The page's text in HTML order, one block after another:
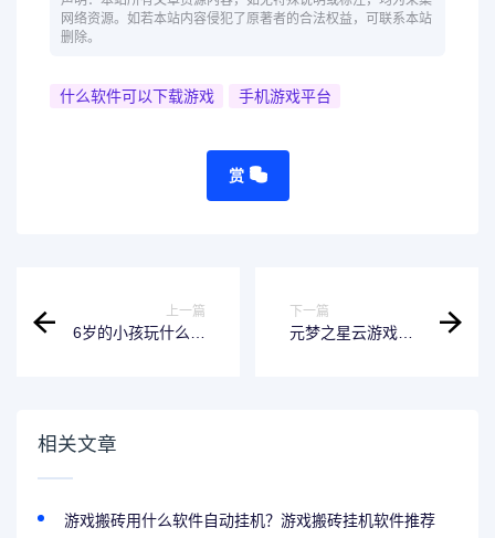
网络资源。如若本站内容侵犯了原著者的合法权益，可联系本站
删除。
什么软件可以下载游戏 手机游戏平台
赏
上一篇
6岁的小孩玩什么游
下一篇
元梦之星云游戏：
相关文章
游戏搬砖用什么软件自动挂机？游戏搬砖挂机软件推荐